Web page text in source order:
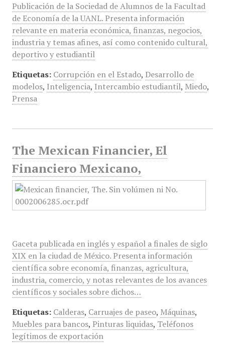
Publicación de la Sociedad de Alumnos de la Facultad
de Economía de la UANL. Presenta información
relevante en materia económica, finanzas, negocios,
industria y temas afines, así como contenido cultural,
deportivo y estudiantil
Etiquetas: Corrupción en el Estado, Desarrollo de
modelos, Inteligencia, Intercambio estudiantil, Miedo,
Prensa
The Mexican Financier, El
Financiero Mexicano,
Gaceta publicada en inglés y español a finales de siglo
XIX en la ciudad de México. Presenta información
científica sobre economía, finanzas, agricultura,
industria, comercio, y notas relevantes de los avances
científicos y sociales sobre dichos…
Etiquetas: Calderas, Carruajes de paseo, Máquinas,
Muebles para bancos, Pinturas liquidas, Teléfonos
legítimos de exportación